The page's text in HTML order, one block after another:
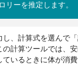
ロリーを推定します。
し、計算式を選んで
計算ツールでは、安
ているときに体が消